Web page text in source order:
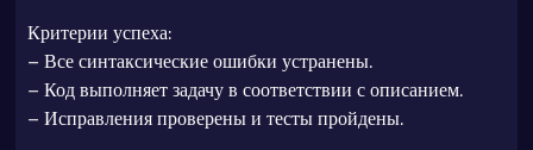
Критерии успеха:
– Все синтаксические ошибки устранены.
– Код выполняет задачу в соответствии с описанием.
– Исправления проверены и тесты пройдены.